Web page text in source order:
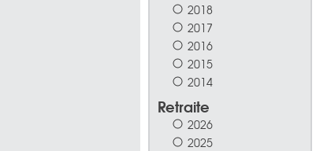
2018
2017
2016
2015
2014
Retraite
2026
2025